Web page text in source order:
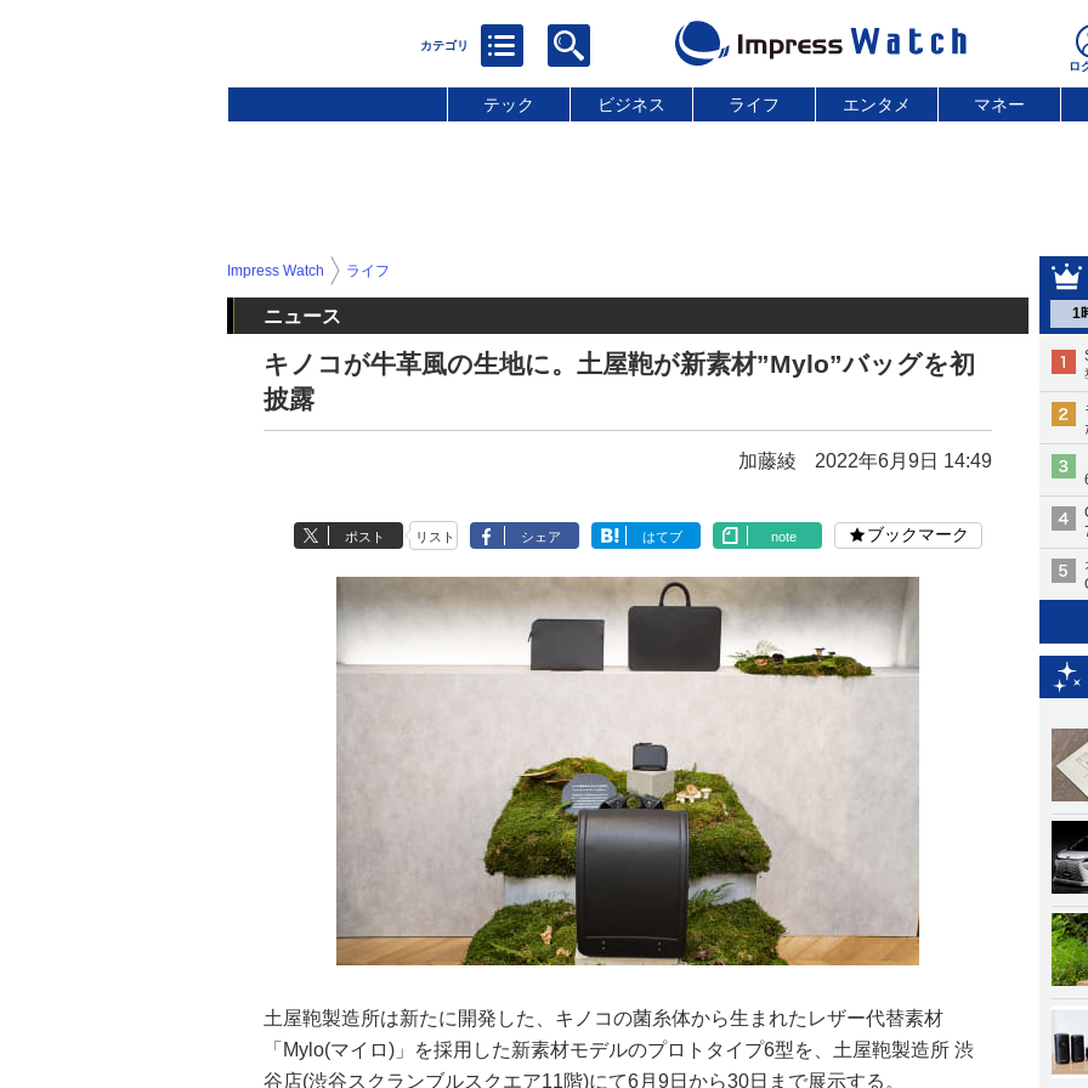
テック ビジネス ライフ エンタメ マネー
1
Impress Watch ライフ
ニュース
キノコが牛革風の生地に。土屋鞄が新素材”Mylo”バッグを初
披露
加藤綾 2022年6月9日 14:49
ポスト リスト シェア はてブ note ブックマーク
土屋鞄製造所は新たに開発した、キノコの菌糸体から生まれたレザー代替素材
「Mylo(マイロ)」を採用した新素材モデルのプロトタイプ6型を、土屋鞄製造所 渋
谷店(渋谷スクランブルスクエア11階)にて6月9日から30日まで展示する。